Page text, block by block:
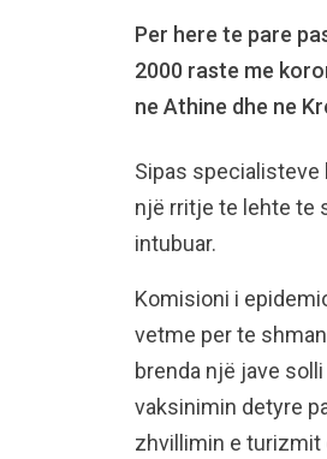
Per here te pare
2000 raste me
ne Athine dhe ne
Sipas
një rritje te lehte te
intubuar.
Komisioni i
vetme per te
brenda një jave
vaksinimin detyre
zhvillimin e turizmit